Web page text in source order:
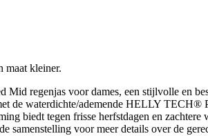
maat kleiner.
regenjas voor dames, een stijlvolle en
de waterdichte/ademende HELLY
biedt tegen frisse herfstdagen en
samenstelling voor meer details over de